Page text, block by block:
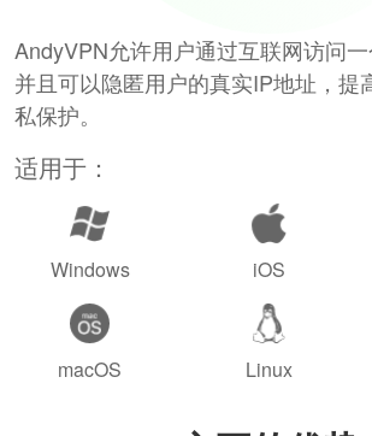
AndyVPN允许用户通过互联网访问一
并且可以隐匿用户的真实IP地址，提
私保护。
适用于：
Windows iOS
macOS Linux